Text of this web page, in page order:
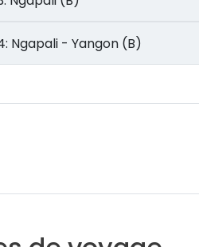
Jour 4: Ngapali - Yangon (B)